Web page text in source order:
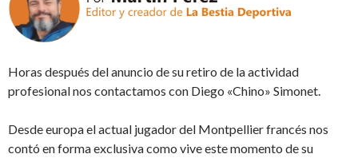
Horas después del anuncio de su retiro de la actividad
profesional nos contactamos con Diego «Chino» Simonet.
Desde europa el actual jugador del Montpellier francés nos
contó en forma exclusiva como vive este momento de su